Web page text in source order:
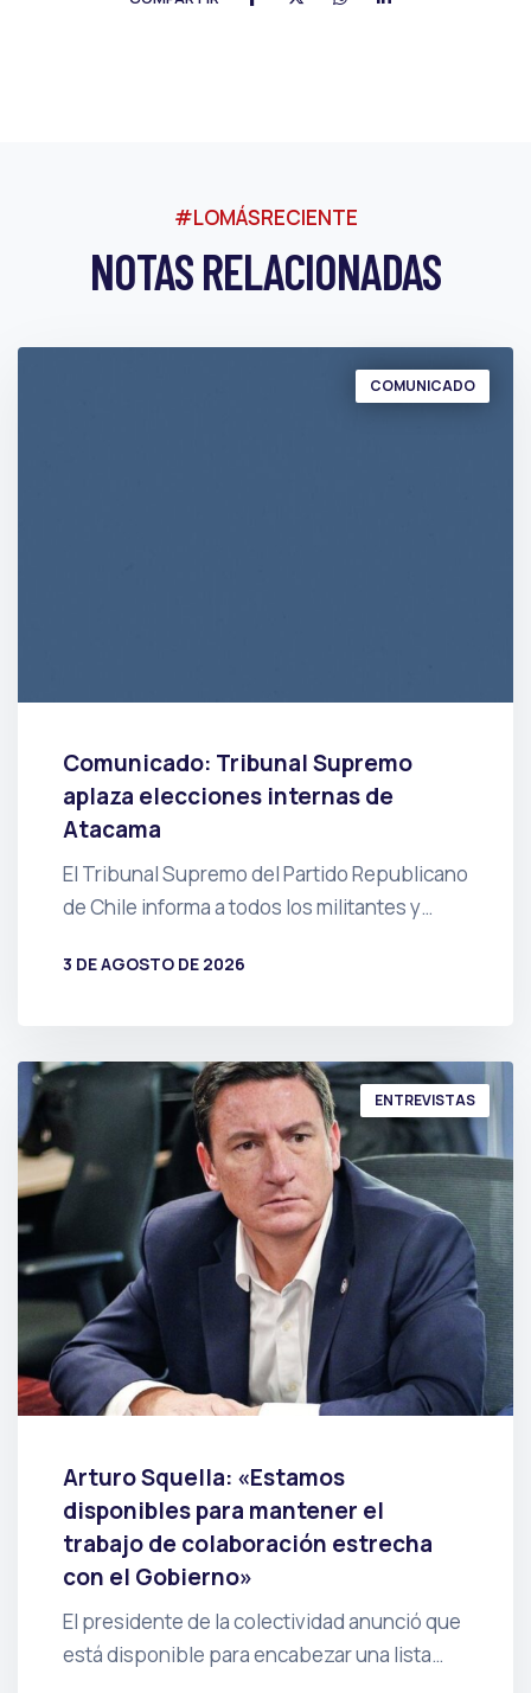
#LOMÁSRECIENTE
NOTAS RELACIONADAS
COMUNICADO
Comunicado: Tribunal Supremo
aplaza elecciones internas de
Atacama
El Tribunal Supremo del Partido Republicano
de Chile informa a todos los militantes y…
3 DE AGOSTO DE 2026
ENTREVISTAS
Arturo Squella: «Estamos
disponibles para mantener el
trabajo de colaboración estrecha
con el Gobierno»
El presidente de la colectividad anunció que
está disponible para encabezar una lista…